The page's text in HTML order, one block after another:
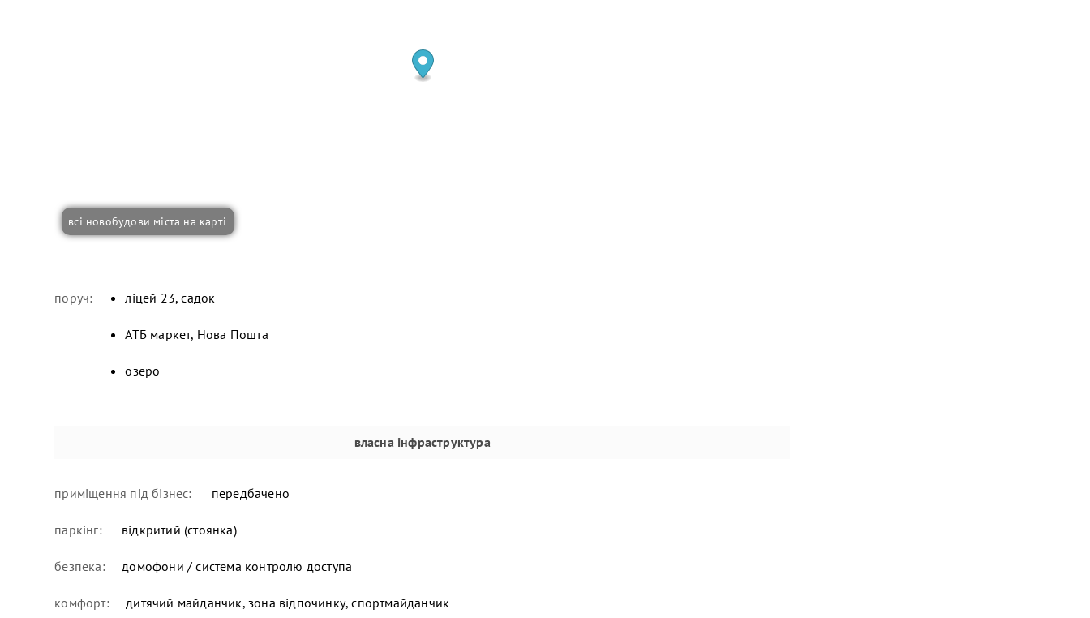
всі новобудови міста на карті
поруч: ліцей 23, садок
АТБ маркет, Нова Пошта
озеро
власна інфраструктура
приміщення під бізнес: передбачено
паркінг: відкритий (стоянка)
безпека: домофони / система контролю доступа
комфорт: дитячий майданчик, зона відпочинку, спортмайданчик